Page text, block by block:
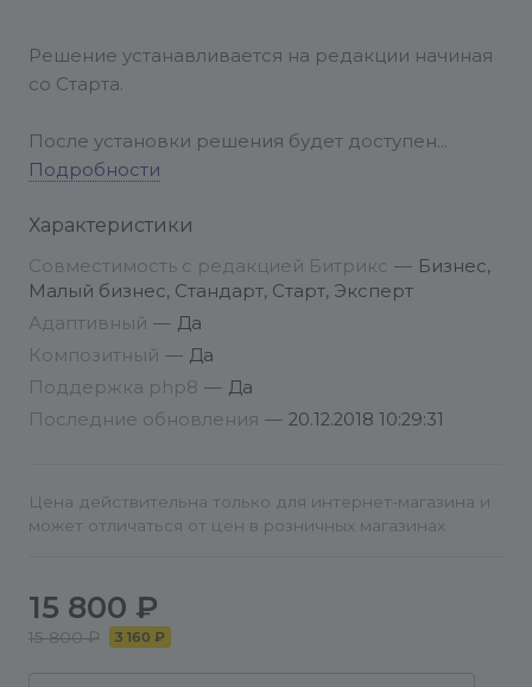
Решение устанавливается на редакции начиная
со Старта.
После установки решения будет доступен
мастер установки (Настройки > Настройки
установить мастер и следовать инструкциям
установки.
Если Вы ещё не определились с хостингом,
рекомендованных Битриксом. Залог
качественной работы сайта. Удачи!
Подробности
Характеристики
Совместимость с редакцией Битрикс — Бизнес,
Малый бизнес, Стандарт, Старт, Эксперт
Адаптивный — Да
Композитный — Да
Поддержка php8 — Да
Последние обновления — 20.12.2018 10:29:31
Цена действительна только для интернет-магазина и
может отличаться от цен в розничных магазинах
15 800 ₽
15 800 ₽ 3 160 ₽